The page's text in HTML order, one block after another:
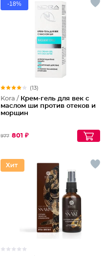
-18%
(13)
Kora / Крем-гель для век с
маслом ши против отеков и
морщин
977 801 ₽